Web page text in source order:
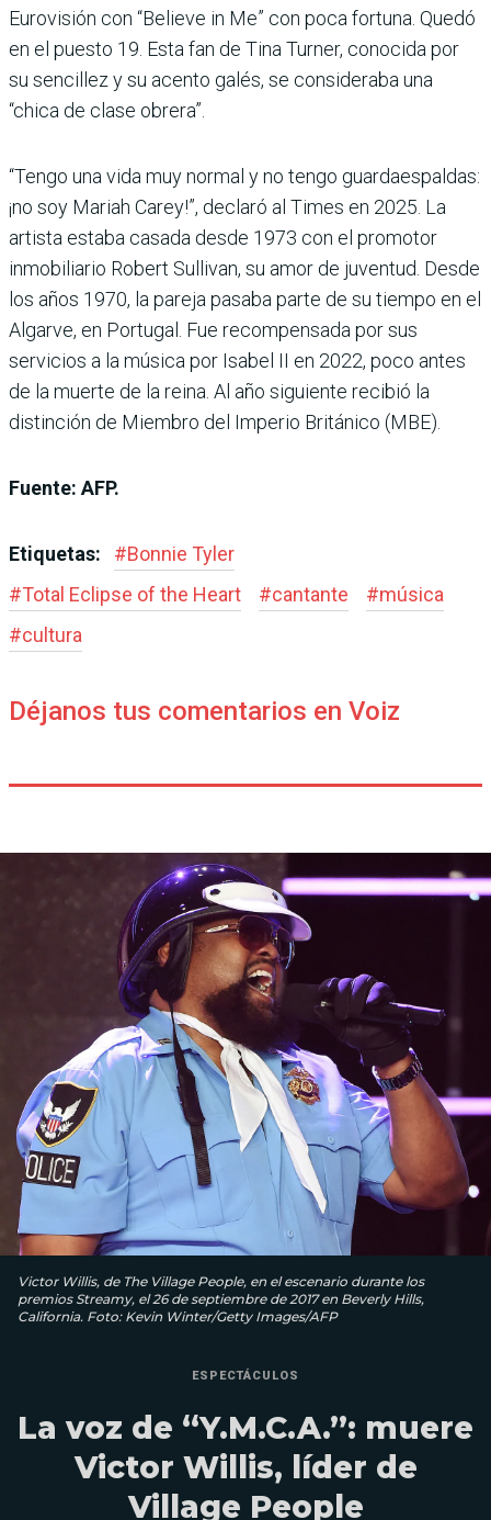
Eurovisión con “Believe in Me” con poca fortuna. Quedó
en el puesto 19. Esta fan de Tina Turner, conocida por
su sencillez y su acento galés, se consideraba una
“chica de clase obrera”.
“Tengo una vida muy normal y no tengo guardaespaldas:
¡no soy Mariah Carey!”, declaró al Times en 2025. La
artista estaba casada desde 1973 con el promotor
inmobiliario Robert Sullivan, su amor de juventud. Desde
los años 1970, la pareja pasaba parte de su tiempo en el
Algarve, en Portugal. Fue recompensada por sus
servicios a la música por Isabel II en 2022, poco antes
de la muerte de la reina. Al año siguiente recibió la
distinción de Miembro del Imperio Británico (MBE).
Fuente: AFP.
Etiquetas: #Bonnie Tyler
#Total Eclipse of the Heart #cantante #música
#cultura
Déjanos tus comentarios en Voiz
Victor Willis, de The Village People, en el escenario durante los
premios Streamy, el 26 de septiembre de 2017 en Beverly Hills,
California. Foto: Kevin Winter/Getty Images/AFP
ESPECTÁCULOS
La voz de “Y.M.C.A.”: muere
Victor Willis, líder de
Village People